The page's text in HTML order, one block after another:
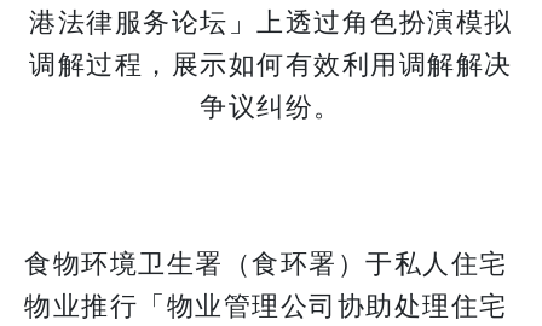
港法律服务论坛」上透过角色扮演模拟
调解过程，展示如何有效利用调解解决
争议纠纷。
食物环境卫生署（食环署）于私人住宅
物业推行「物业管理公司协助处理住宅